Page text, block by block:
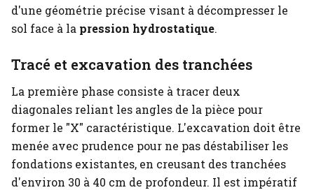
d'une géométrie précise visant à décompresser le
sol face à la pression hydrostatique.
Tracé et excavation des tranchées
La première phase consiste à tracer deux
diagonales reliant les angles de la pièce pour
former le "X" caractéristique. L'excavation doit être
menée avec prudence pour ne pas déstabiliser les
fondations existantes, en creusant des tranchées
d'environ 30 à 40 cm de profondeur. Il est impératif